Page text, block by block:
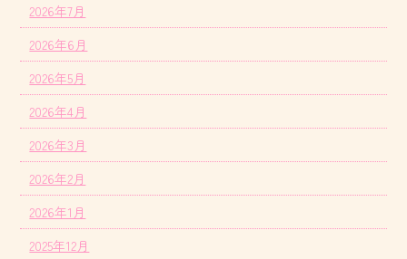
2026年7月
2026年6月
2026年5月
2026年4月
2026年3月
2026年2月
2026年1月
2025年12月